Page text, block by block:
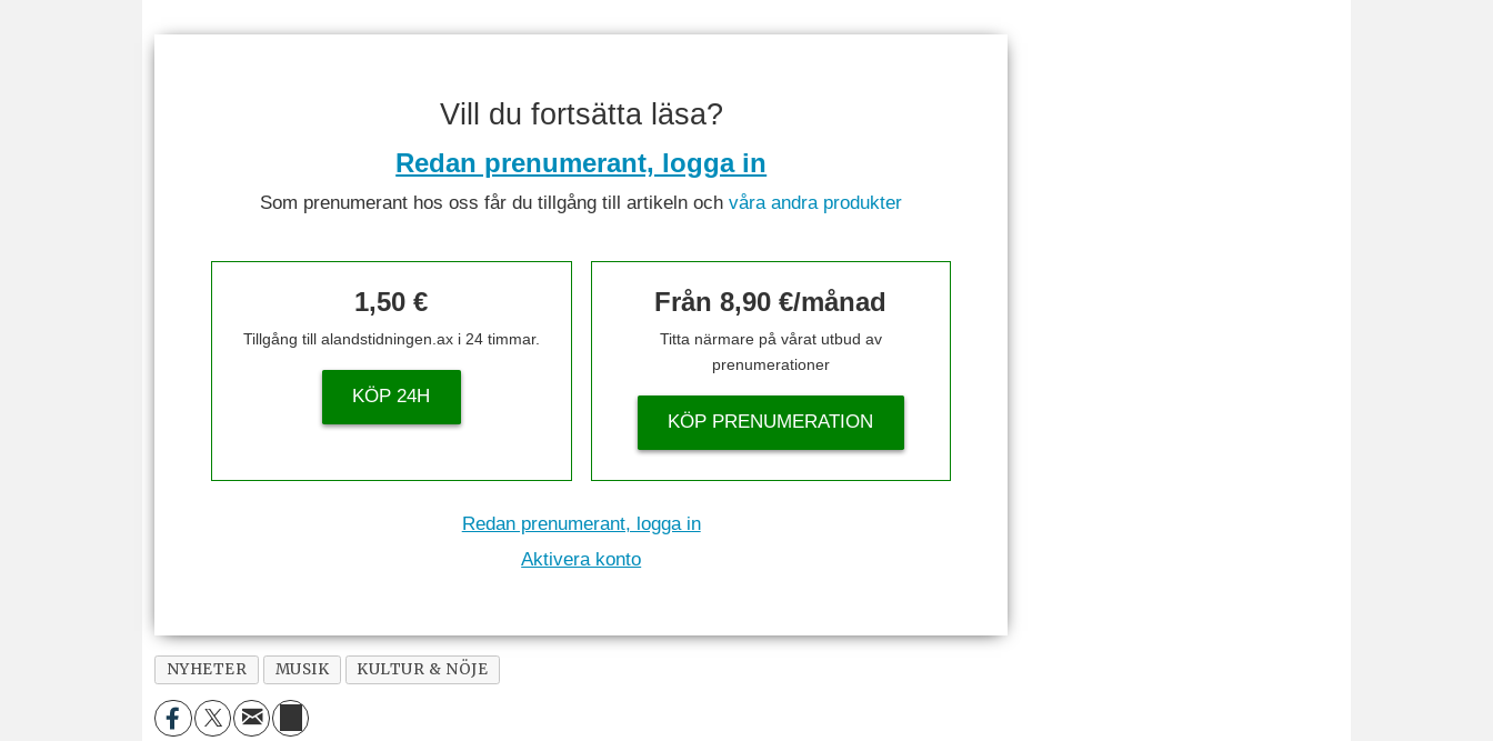
Vill du fortsätta läsa?
Redan prenumerant, logga in
Som prenumerant hos oss får du tillgång till artikeln ochvåra andra produkter
1,50 €
Tillgång till alandstidningen.ax i 24 timmar.
KÖP 24H
Från 8,90 €/månad
Titta närmare på vårat utbud av
prenumerationer
KÖP PRENUMERATION
Redan prenumerant, logga in
Aktivera konto
NYHETER MUSIK KULTUR & NÖJE